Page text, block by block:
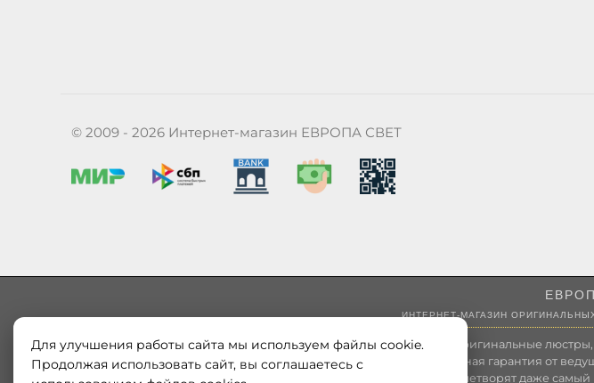
© 2009 - 2026 Интернет-магазин ЕВРОПА СВЕТ
ИНТЕРНЕТ-МАГАЗИН
Наш магазин «ЕВРОПА СВЕТ» поставляет и продает в России оригинальные
Европы и России. Только оригинальная продукция. Полноценная гарантия от
модерн от интернет-магазина europa-svet.ru позволит удовлетворят даже
Для улучшения работы сайта мы используем файлы cookie.
Продолжая использовать сайт, вы соглашаетесь с